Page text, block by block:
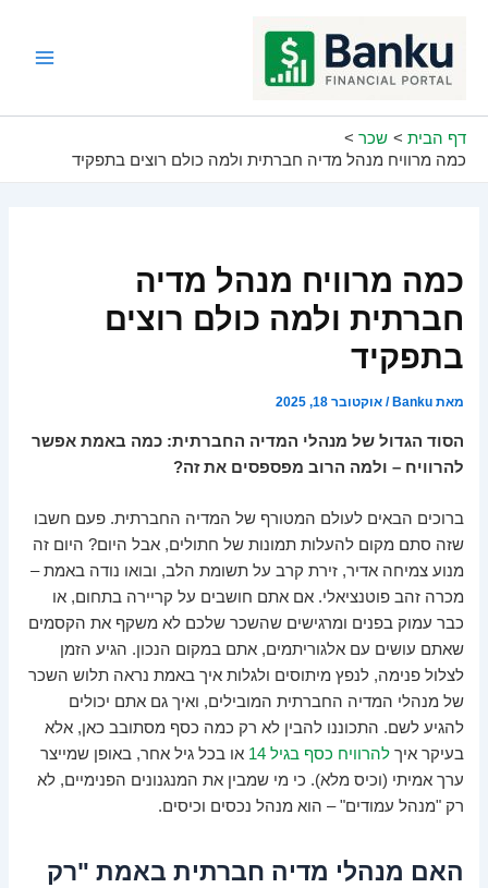
דף הבית
שכר
כמה מרוויח מנהל מדיה חברתית ולמה כולם רוצים בתפקיד
כמה מרוויח מנהל מדיה
חברתית ולמה כולם רוצים
בתפקיד
מאתBanku
/אוקטובר 18, 2025
הסוד הגדול של מנהלי המדיה החברתית: כמה באמת אפשר
להרוויח – ולמה הרוב מפספסים את זה?
ברוכים הבאים לעולם המטורף של המדיה החברתית. פעם חשבו
שזה סתם מקום להעלות תמונות של חתולים, אבל היום? היום זה
מנוע צמיחה אדיר, זירת קרב על תשומת הלב, ובואו נודה באמת –
מכרה זהב פוטנציאלי. אם אתם חושבים על קריירה בתחום, או
כבר עמוק בפנים ומרגישים שהשכר שלכם לא משקף את הקסמים
שאתם עושים עם אלגוריתמים, אתם במקום הנכון. הגיע הזמן
לצלול פנימה, לנפץ מיתוסים ולגלות איך באמת נראה תלוש השכר
של מנהלי המדיה החברתית המובילים, ואיך גם אתם יכולים
להגיע לשם. התכוננו להבין לא רק כמה כסף מסתובב כאן, אלא
בעיקר איךלהרוויח כסף בגיל 14
או בכל גיל אחר, באופן שמייצר
ערך אמיתי (וכיס מלא). כי מי שמבין את המנגנונים הפנימיים, לא
רק "מנהל עמודים" – הוא מנהל נכסים וכיסים.
האם מנהלי מדיה חברתית באמת "רק